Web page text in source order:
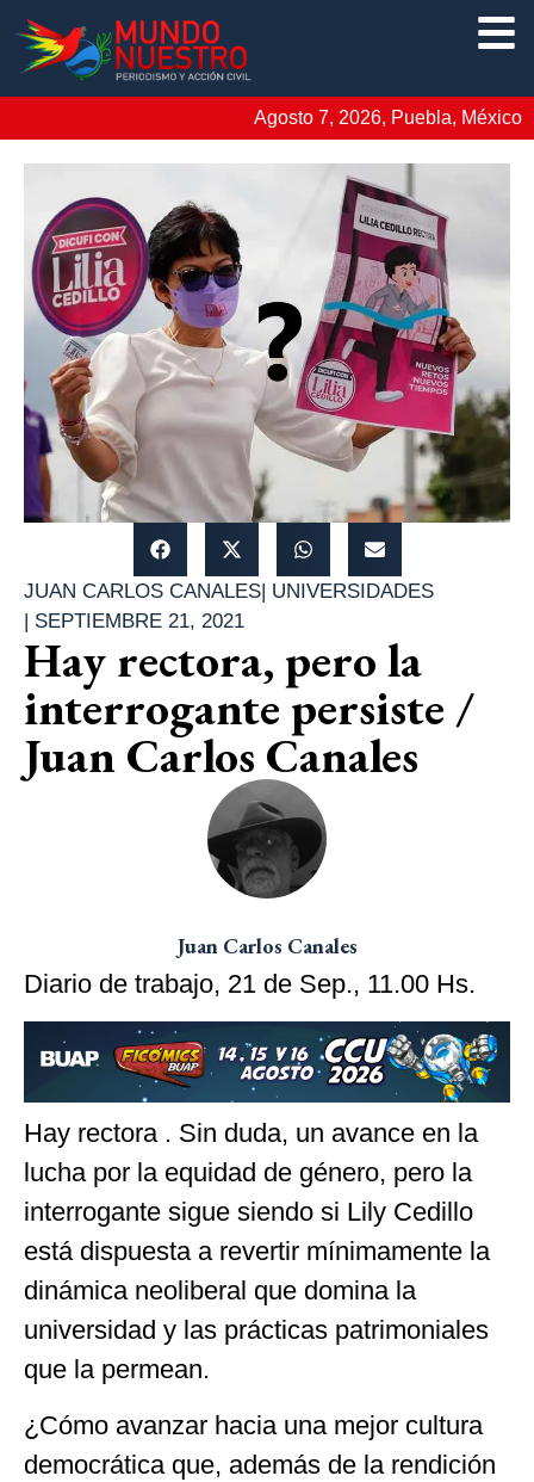
Agosto 7, 2026, Puebla, México
JUAN CARLOS CANALES UNIVERSIDADES
SEPTIEMBRE 21, 2021
Hay rectora, pero la
interrogante persiste /
Juan Carlos Canales
Juan Carlos Canales
Diario de trabajo, 21 de Sep., 11.00 Hs.
Hay rectora . Sin duda, un avance en la
lucha por la equidad de género, pero la
interrogante sigue siendo si Lily Cedillo
está dispuesta a revertir mínimamente la
dinámica neoliberal que domina la
universidad y las prácticas patrimoniales
que la permean.
¿Cómo avanzar hacia una mejor cultura
democrática que, además de la rendición